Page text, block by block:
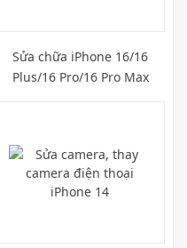
Sửa chữa iPhone 16/16
Plus/16 Pro/16 Pro Max